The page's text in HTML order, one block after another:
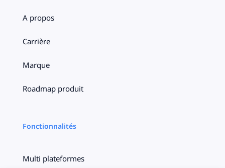
A propos
Carrière
Marque
Roadmap produit
Fonctionnalités
Multi plateformes